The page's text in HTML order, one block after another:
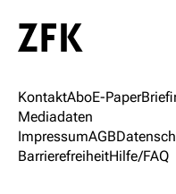
KontaktAboE-Paper
Mediadaten
ImpressumAGB
BarrierefreiheitHilfe/FAQ